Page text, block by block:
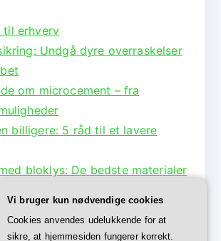
til erhverv
Undgå dyre overraskelser
om microcement – fra
billigere: 5 råd til et lavere
bloklys: De bedste materialer
Vi bruger kun nødvendige cookies
Cookies anvendes udelukkende for at
sikre, at hjemmesiden fungerer korrekt.